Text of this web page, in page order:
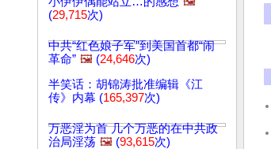
(29,715次)
中共“红色娘子军”到美国首都“闹
革命” 🖼️ (24,646次)
半笑话：胡锦涛批准编辑《江
传》内幕 (165,397次)
万恶淫为首 几个万恶的在中共政
治局淫荡 🖼️ (93,615次)